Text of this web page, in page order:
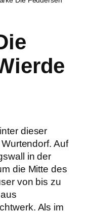
dieser
Auf
in der
die Mitte des
von bis zu
Als im